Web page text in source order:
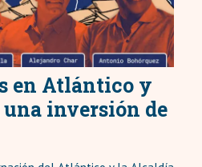
en Atlántico y
inversión de